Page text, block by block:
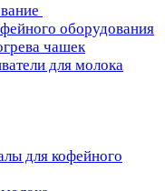
оборудования
чашек
для молока
для кофейного